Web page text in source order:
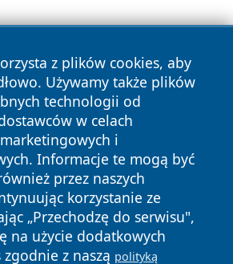
z plików cookies, aby
Używamy także plików
technologii od
w celach
i
Informacje te mogą być
przez naszych
korzystanie ze
„Przechodzę do serwisu",
na użycie dodatkowych
z naszą polityką
Wszystkie prawa
Polityka
Cookies